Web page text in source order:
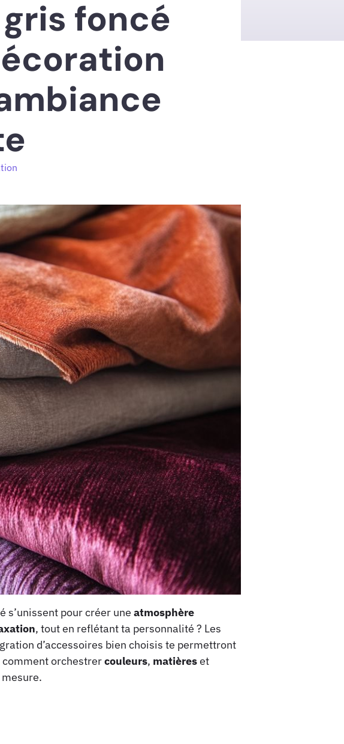
foncé
s’unissent pour créer une atmosphère
, tout en reflétant ta personnalité ? Les
d’accessoires bien choisis te permettront
orchestrercouleurs, matièreset